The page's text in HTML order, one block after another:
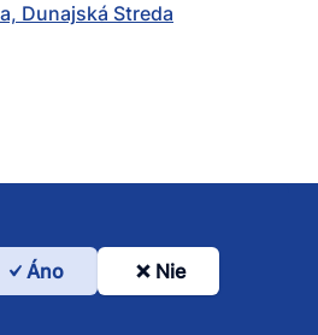
Dunajská Streda
Bol
Áno Nie